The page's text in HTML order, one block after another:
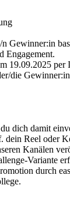
Gewinner:in
Engagement.
19.09.2025 per
die
dich damit
dein Reel oder
Kanälen
Variante
durch